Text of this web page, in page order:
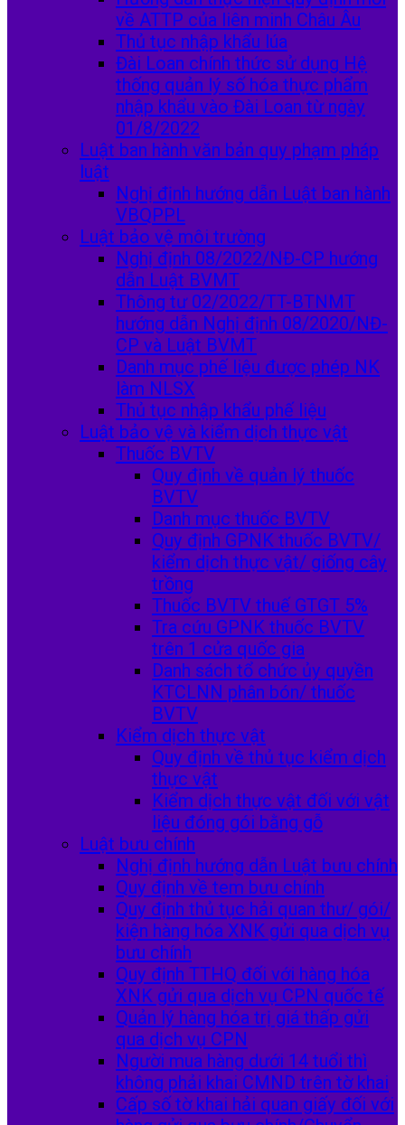
về ATTP của liên minh Châu Âu
Thủ tục nhập khẩu lúa
Đài Loan chính thức sử dụng Hệ
thống quản lý số hóa thực phẩm
nhập khẩu vào Đài Loan từ ngày
01/8/2022
Luật ban hành văn bản quy phạm pháp
luật
Nghị định hướng dẫn Luật ban hành
VBQPPL
Luật bảo vệ môi trường
Nghị định 08/2022/NĐ-CP hướng
dẫn Luật BVMT
Thông tư 02/2022/TT-BTNMT
hướng dẫn Nghị định 08/2020/NĐ-
CP và Luật BVMT
Danh mục phế liệu được phép NK
làm NLSX
Thủ tục nhập khẩu phế liệu
Luật bảo vệ và kiểm dịch thực vật
Thuốc BVTV
Quy định về quản lý thuốc
BVTV
Danh mục thuốc BVTV
Quy định GPNK thuốc BVTV/
kiểm dịch thực vật/ giống cây
trồng
Thuốc BVTV thuế GTGT 5%
Tra cứu GPNK thuốc BVTV
trên 1 cửa quốc gia
Danh sách tổ chức ủy quyền
KTCLNN phân bón/ thuốc
BVTV
Kiểm dịch thực vật
Quy định về thủ tục kiểm dịch
thực vật
Kiểm dịch thực vật đối với vật
liệu đóng gói bằng gỗ
Luật bưu chính
Nghị định hướng dẫn Luật bưu chính
Quy định về tem bưu chính
Quy định thủ tục hải quan thư/ gói/
kiện hàng hóa XNK gửi qua dịch vụ
bưu chính
Quy định TTHQ đối với hàng hóa
XNK gửi qua dịch vụ CPN quốc tế
Quản lý hàng hóa trị giá thấp gửi
qua dịch vụ CPN
Người mua hàng dưới 14 tuổi thì
không phải khai CMND trên tờ khai
Cấp số tờ khai hải quan giấy đối với